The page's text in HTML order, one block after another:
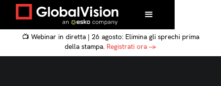
📺 Webinar in diretta | 26 agosto: Elimina gli sprechi prima
della stampa. Registrati ora →